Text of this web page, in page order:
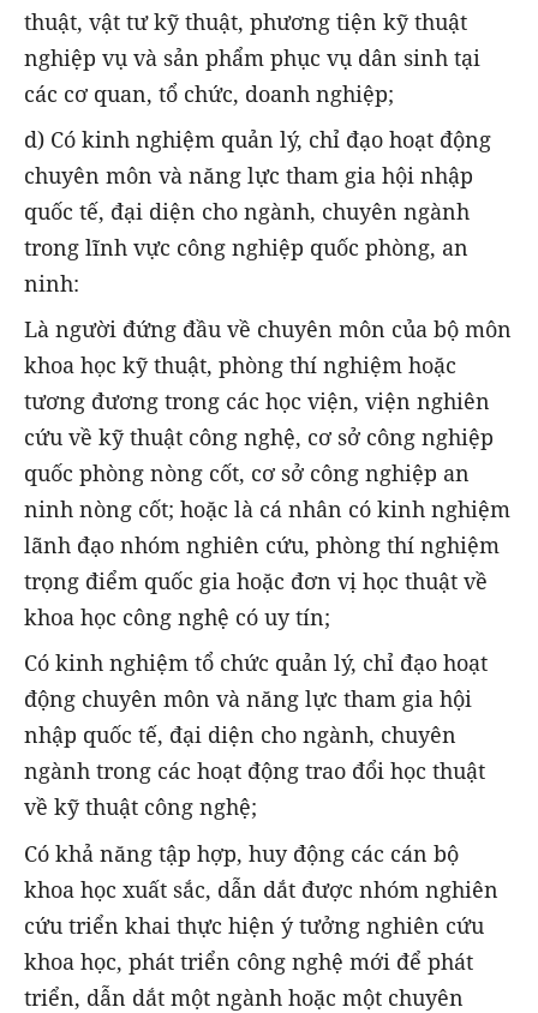
thuật, vật tư kỹ thuật, phương tiện kỹ thuật
nghiệp vụ và sản phẩm phục vụ dân sinh tại
các cơ quan, tổ chức, doanh nghiệp;
d) Có kinh nghiệm quản lý, chỉ đạo hoạt động
chuyên môn và năng lực tham gia hội nhập
quốc tế, đại diện cho ngành, chuyên ngành
trong lĩnh vực công nghiệp quốc phòng, an
ninh:
Là người đứng đầu về chuyên môn của bộ môn
khoa học kỹ thuật, phòng thí nghiệm hoặc
tương đương trong các học viện, viện nghiên
cứu về kỹ thuật công nghệ, cơ sở công nghiệp
quốc phòng nòng cốt, cơ sở công nghiệp an
ninh nòng cốt; hoặc là cá nhân có kinh nghiệm
lãnh đạo nhóm nghiên cứu, phòng thí nghiệm
trọng điểm quốc gia hoặc đơn vị học thuật về
khoa học công nghệ có uy tín;
Có kinh nghiệm tổ chức quản lý, chỉ đạo hoạt
động chuyên môn và năng lực tham gia hội
nhập quốc tế, đại diện cho ngành, chuyên
ngành trong các hoạt động trao đổi học thuật
về kỹ thuật công nghệ;
Có khả năng tập hợp, huy động các cán bộ
khoa học xuất sắc, dẫn dắt được nhóm nghiên
cứu triển khai thực hiện ý tưởng nghiên cứu
khoa học, phát triển công nghệ mới để phát
triển, dẫn dắt một ngành hoặc một chuyên